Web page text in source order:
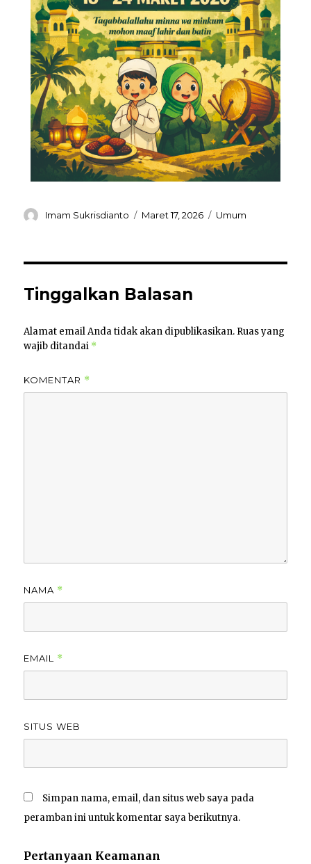
Imam Sukrisdianto Maret 17, 2026 Umum
Tinggalkan Balasan
Alamat email Anda tidak akan dipublikasikan. Ruas yang
wajib ditandai *
KOMENTAR *
NAMA *
EMAIL *
SITUS WEB
Simpan nama, email, dan situs web saya pada
peramban ini untuk komentar saya berikutnya.
Pertanyaan Keamanan